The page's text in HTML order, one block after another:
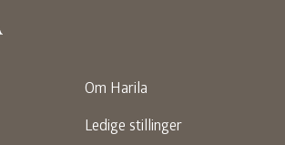
Om Harila
Ledige stillinger